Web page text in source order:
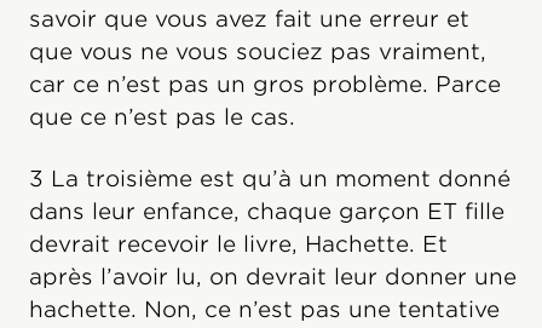
savoir que vous avez fait une erreur et
que vous ne vous souciez pas vraiment,
car ce n’est pas un gros problème. Parce
que ce n’est pas le cas.
3 La troisième est qu’à un moment donné
dans leur enfance, chaque garçon ET fille
devrait recevoir le livre, Hachette. Et
après l’avoir lu, on devrait leur donner une
hachette. Non, ce n’est pas une tentative